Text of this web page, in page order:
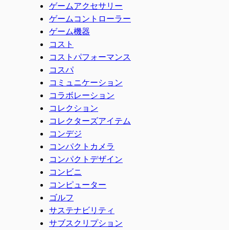
ゲームアクセサリー
ゲームコントローラー
ゲーム機器
コスト
コストパフォーマンス
コスパ
コミュニケーション
コラボレーション
コレクション
コレクターズアイテム
コンデジ
コンパクトカメラ
コンパクトデザイン
コンビニ
コンピューター
ゴルフ
サステナビリティ
サブスクリプション